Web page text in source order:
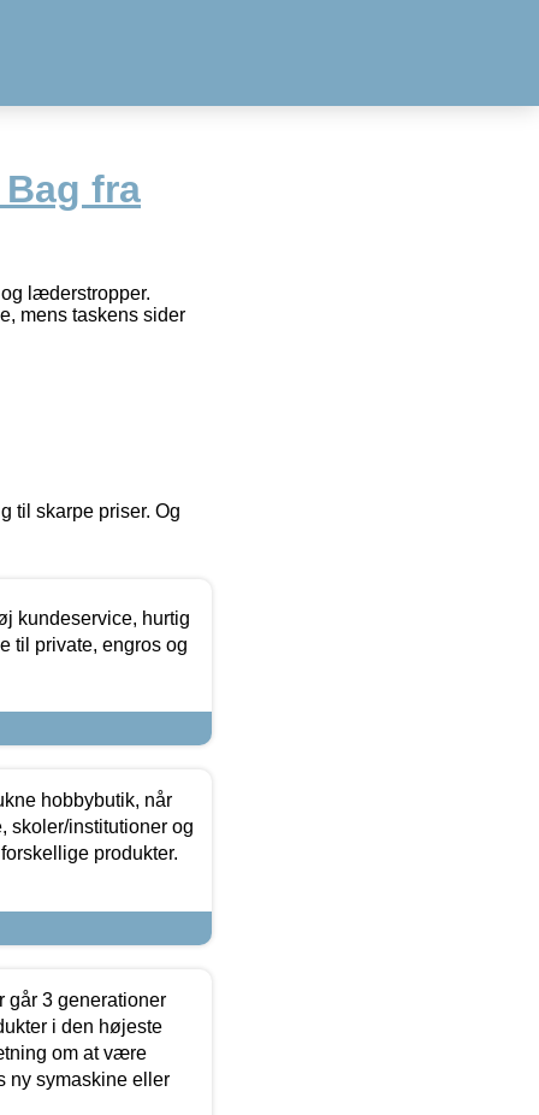
fra
læderstropper.
mens taskens sider
til skarpe priser. Og
kundeservice, hurtig
til private, engros og
hobbybutik, når
skoler/institutioner og
produkter.
går 3 generationer
i den højeste
om at være
ny symaskine eller